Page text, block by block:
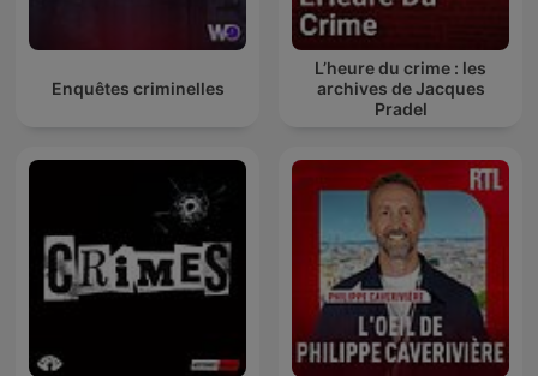
Enquêtes criminelles
L’heure du crime : les
archives de Jacques
Pradel